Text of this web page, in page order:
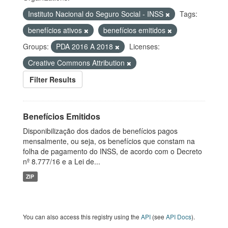
Instituto Nacional do Seguro Social - INSS
Tags:
benefícios ativos
benefícios emitidos
Groups:
PDA 2016 A 2018
Licenses:
Creative Commons Attribution
Filter Results
Benefícios Emitidos
Disponibilização dos dados de benefícios pagos
mensalmente, ou seja, os benefícios que constam na
folha de pagamento do INSS, de acordo com o Decreto
nº 8.777/16 e a Lei de...
ZIP
You can also access this registry using the API (see API Docs).